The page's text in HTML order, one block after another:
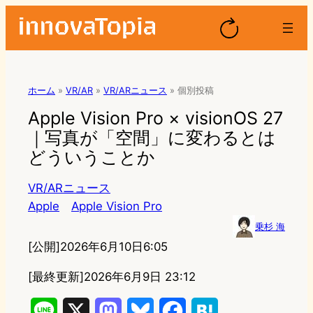
ホーム » VR/AR » VR/ARニュース » 個別投稿
Apple Vision Pro × visionOS 27
｜写真が「空間」に変わるとは
どういうことか
VR/ARニュース
Apple
Apple Vision Pro
乗杉 海
[公開]2026年6月10日6:05
[最終更新]2026年6月9日 23:12